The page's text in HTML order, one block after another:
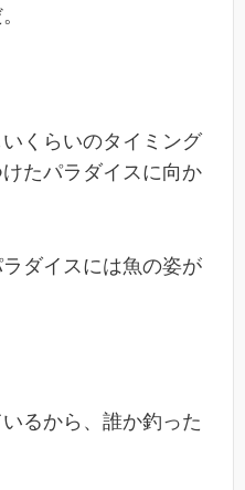
くらいのタイミング
たパラダイスに向か
ダイスには魚の姿が
るから、誰か釣った